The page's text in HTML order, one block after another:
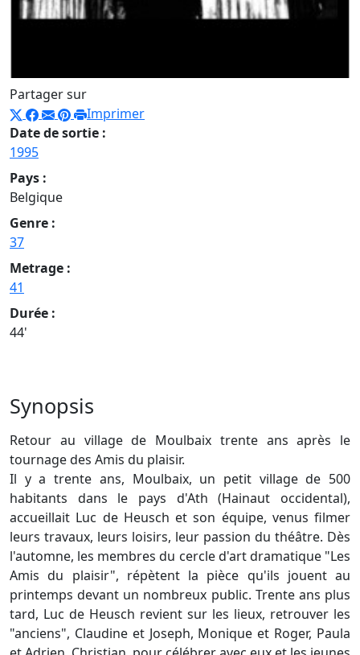
Partager sur
Imprimer
Date de sortie :
1995
Pays :
Belgique
Genre :
37
Metrage :
41
Durée :
44'
Synopsis
Retour au village de Moulbaix trente ans après le
tournage des Amis du plaisir.
Il y a trente ans, Moulbaix, un petit village de 500
habitants dans le pays d'Ath (Hainaut occidental),
accueillait Luc de Heusch et son équipe, venus filmer
leurs travaux, leurs loisirs, leur passion du théâtre. Dès
l'automne, les membres du cercle d'art dramatique "Les
Amis du plaisir", répètent la pièce qu'ils jouent au
printemps devant un nombreux public. Trente ans plus
tard, Luc de Heusch revient sur les lieux, retrouver les
"anciens", Claudine et Joseph, Monique et Roger, Paula